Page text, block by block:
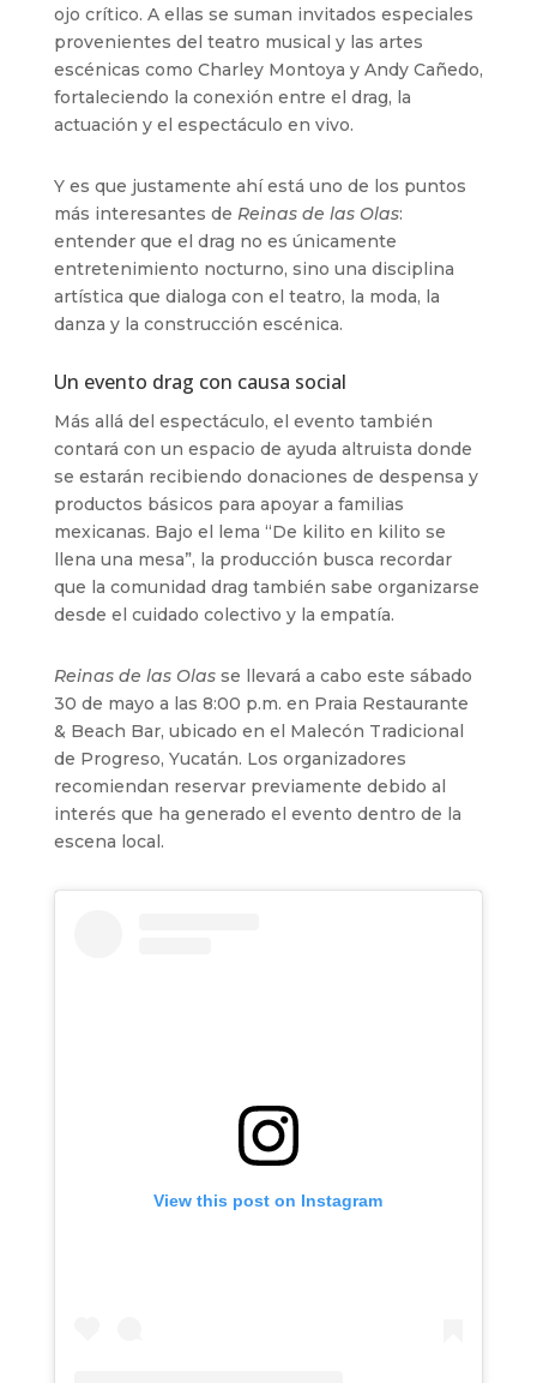
ojo crítico. A ellas se suman invitados especiales
provenientes del teatro musical y las artes
escénicas como Charley Montoya y Andy Cañedo,
fortaleciendo la conexión entre el drag, la
actuación y el espectáculo en vivo.
Y es que justamente ahí está uno de los puntos
más interesantes de Reinas de las Olas:
entender que el drag no es únicamente
entretenimiento nocturno, sino una disciplina
artística que dialoga con el teatro, la moda, la
danza y la construcción escénica.
Un evento drag con causa social
Más allá del espectáculo, el evento también
contará con un espacio de ayuda altruista donde
se estarán recibiendo donaciones de despensa y
productos básicos para apoyar a familias
mexicanas. Bajo el lema “De kilito en kilito se
llena una mesa”, la producción busca recordar
que la comunidad drag también sabe organizarse
desde el cuidado colectivo y la empatía.
Reinas de las Olasse llevará a cabo este sábado
30 de mayo a las 8:00 p.m. en Praia Restaurante
& Beach Bar, ubicado en el Malecón Tradicional
de Progreso, Yucatán. Los organizadores
recomiendan reservar previamente debido al
interés que ha generado el evento dentro de la
escena local.
View this post on Instagram